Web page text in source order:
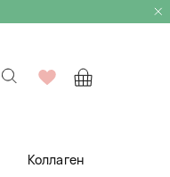
Коллаген